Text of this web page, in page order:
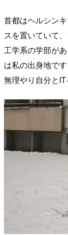
首都はヘルシン
スを置いていて
工学系の学部が
は私の出身地で
無理やり自分と